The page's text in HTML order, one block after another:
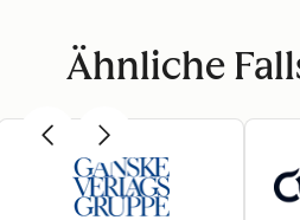
Ähnliche